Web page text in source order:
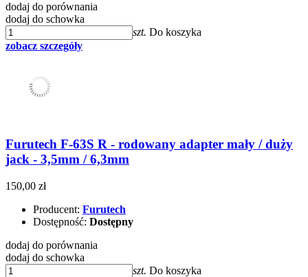
dodaj do porównania
dodaj do schowka
szt. Do koszyka
zobacz szczegóły
Furutech F-63S R - rodowany adapter mały / duży
jack - 3,5mm / 6,3mm
150,00 zł
Producent: Furutech
Dostępność: Dostępny
dodaj do porównania
dodaj do schowka
szt. Do koszyka